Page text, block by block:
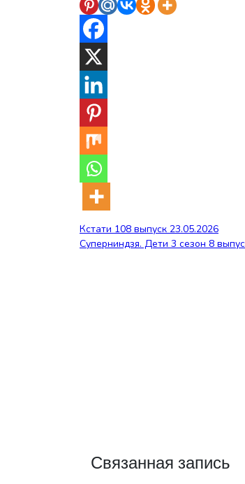
Навигация
по
Кстати 108 выпуск 23.05.2026
Суперниндзя. Дети 3 сезон 8
Связанная запись